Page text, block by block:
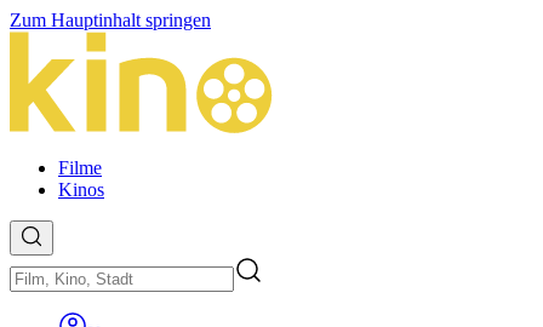
Zum Hauptinhalt springen
Filme
Kinos